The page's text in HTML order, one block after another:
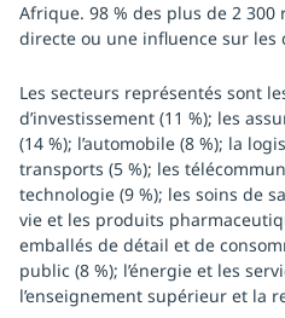
Afrique. 98 % des plus de 2
directe ou une influence sur les
Les secteurs représentés sont
d’investissement (11 %); les
(14 %); l’automobile (8 %); la
transports (5 %); les
technologie (9 %); les soins de
vie et les produits
emballés de détail et de
public (8 %); l’énergie et les
l’enseignement supérieur et la